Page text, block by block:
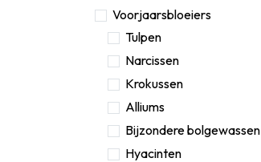
Voorjaarsbloeiers
Tulpen
Narcissen
Krokussen
Alliums
Bijzondere bolgewassen
Hyacinten